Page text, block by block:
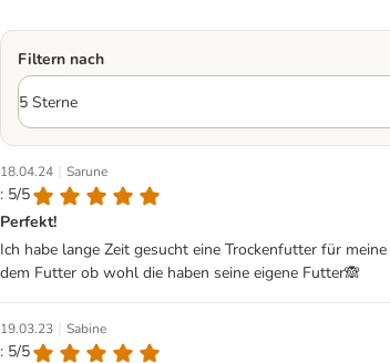
Filtern nach
18.04.24 | Sarune
: 5/5
Perfekt!
Ich habe lange Zeit gesucht eine Trockenfutter für
dem Futter ob wohl die haben seine eigene Futter🙈
19.03.23 | Sabine
: 5/5